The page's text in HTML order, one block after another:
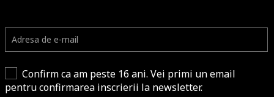
Confirm ca am peste 16 ani. Vei primi un email
pentru confirmarea inscrierii la newsletter.